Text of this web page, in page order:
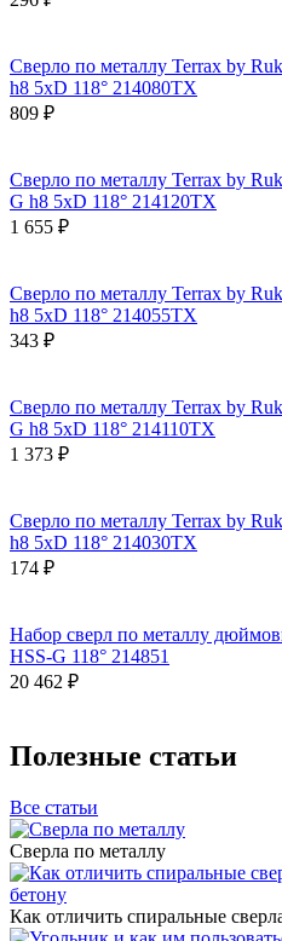
Сверло по металлу Terrax by
h8 5xD 118° 214080TX
809 ₽
Сверло по металлу Terrax by
G h8 5xD 118° 214120TX
1 655 ₽
Сверло по металлу Terrax by
h8 5xD 118° 214055TX
343 ₽
Сверло по металлу Terrax by
G h8 5xD 118° 214110TX
1 373 ₽
Сверло по металлу Terrax by
h8 5xD 118° 214030TX
174 ₽
Набор сверл по металлу
HSS-G 118° 214851
20 462 ₽
Полезные статьи
Все статьи
Сверла по металлу
Как отличить спиральные